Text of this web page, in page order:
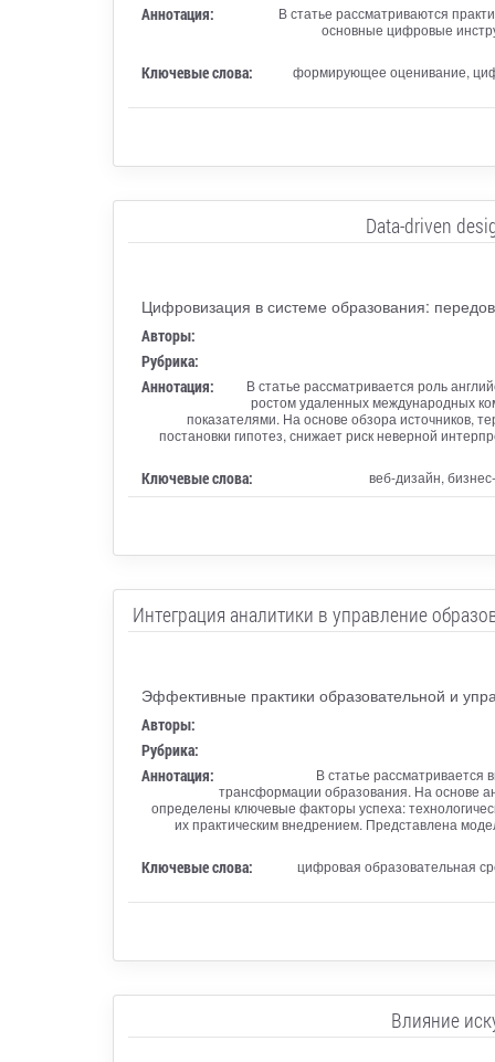
Аннотация:
В статье рассматриваются
основные цифровые
Ключевые слова: формирующее оценивание,
Data-driven
Цифровизация в системе образования:
Авторы:
Рубрика:
Аннотация:
В статье рассматривается роль
ростом удаленных международных
показателями. На основе обзора источников,
постановки гипотез, снижает риск неверной
Ключевые слова: веб-дизайн,
Интеграция аналитики в управление
Эффективные практики образовательной и
Авторы:
Рубрика:
Аннотация:
В статье рассматривается
трансформации образования. На основе
определены ключевые факторы успеха:
их практическим внедрением. Представлена
Ключевые слова: цифровая образовательная
Влияние